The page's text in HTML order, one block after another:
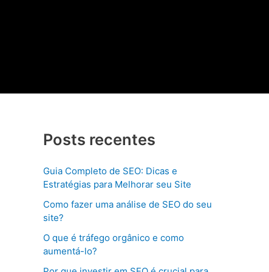
Posts recentes
Guia Completo de SEO: Dicas e
Estratégias para Melhorar seu Site
Como fazer uma análise de SEO do seu
site?
O que é tráfego orgânico e como
aumentá-lo?